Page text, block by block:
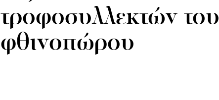
τροφοσυλλεκτών του
φθινοπώρου